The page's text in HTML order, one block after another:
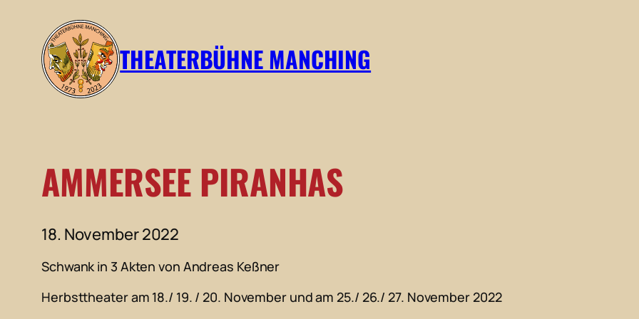
Inhalt
springen
THEATERBÜHNE MANCHING
AMMERSEE PIRANHAS
18. November 2022
Schwank in 3 Akten von Andreas Keßner
Herbsttheater am 18./ 19. / 20. November und am 25./ 26./ 27. November 2022